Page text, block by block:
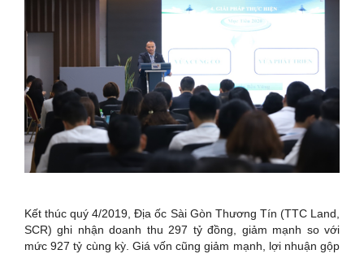
Kết thúc quý 4/2019, Địa ốc Sài Gòn Thương Tín (TTC Land,
SCR) ghi nhận doanh thu 297 tỷ đồng, giảm mạnh so với
mức 927 tỷ cùng kỳ. Giá vốn cũng giảm mạnh, lợi nhuận gộp